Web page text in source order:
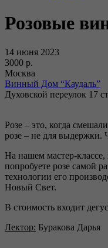
Розовые
14 июня 2023
3000 р.
Москва
Винный Дом “Каудаль”
Духовской переулок 17
Розе – это, когда
розе – не для выдержки.
На нашем мастер-
попробуете розе самой
технологии его
Новый Свет.
В стоимость входит
Лектор: Буракова Дарья